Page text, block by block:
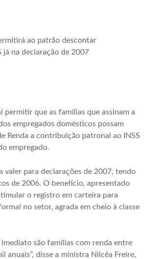
ao patrão descontar
na declaração de 2007
permitir que as famílias que assinam a
empregados domésticos possam
Renda a contribuição patronal ao INSS
empregado.
valer para declarações de 2007, tendo
de 2006. O benefício, apresentado
o registro em carteira para
no setor, agrada em cheio à classe
são famílias com renda entre
anuais”, disse a ministra Nilcéa Freire,